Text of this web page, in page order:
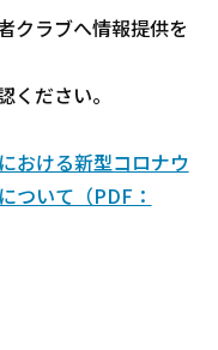
クラブへ情報提供を
ださい。
おける新型コロナウ
ついて（PDF：